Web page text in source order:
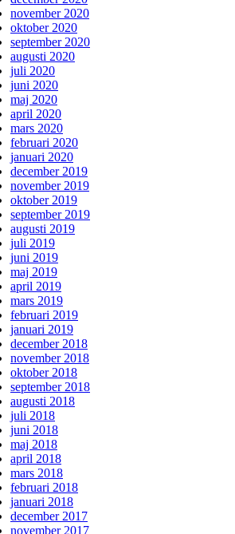
november 2020
oktober 2020
september 2020
augusti 2020
juli 2020
juni 2020
maj 2020
april 2020
mars 2020
februari 2020
januari 2020
december 2019
november 2019
oktober 2019
september 2019
augusti 2019
juli 2019
juni 2019
maj 2019
april 2019
mars 2019
februari 2019
januari 2019
december 2018
november 2018
oktober 2018
september 2018
augusti 2018
juli 2018
juni 2018
maj 2018
april 2018
mars 2018
februari 2018
januari 2018
december 2017
november 2017